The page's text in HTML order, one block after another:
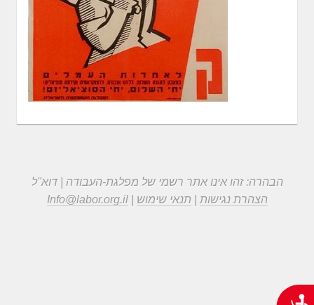
הבהרה: זהו אינו אתר רשמי של מפלגת-העבודה | דוא"ל
Info@labor.org.il| הצהרת נגישות תנאי שימוש